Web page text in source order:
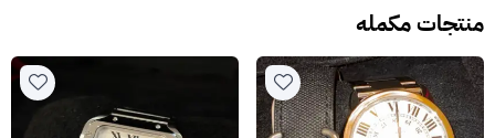
منتجات مكمله